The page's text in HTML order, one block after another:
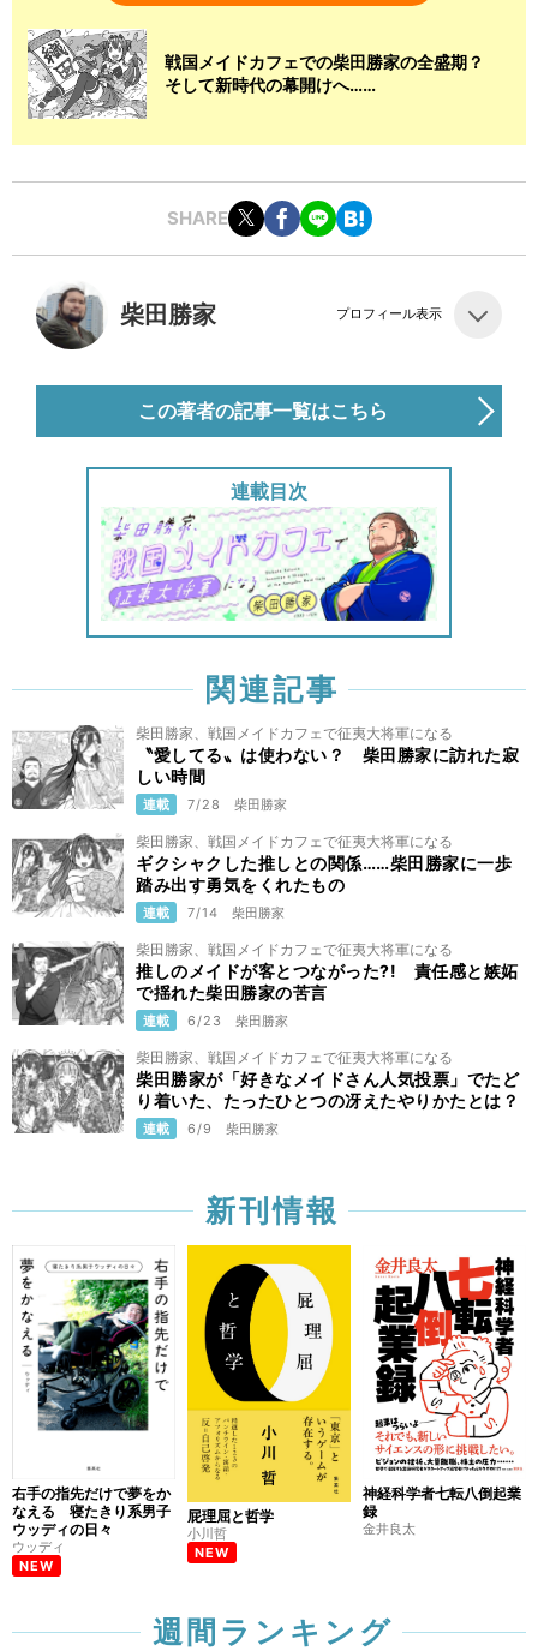
戦国メイドカフェでの柴田勝家の全盛期？
そして新時代の幕開けへ……
SHARE
柴田勝家 プロフィール表示
この著者の記事一覧はこちら
連載目次
関連記事
柴田勝家、戦国メイドカフェで征夷大将軍になる
〝愛してる〟は使わない？ 柴田勝家に訪れた寂
しい時間
連載 7/28 柴田勝家
柴田勝家、戦国メイドカフェで征夷大将軍になる
ギクシャクした推しとの関係……柴田勝家に一歩
踏み出す勇気をくれたもの
連載 7/14 柴田勝家
柴田勝家、戦国メイドカフェで征夷大将軍になる
推しのメイドが客とつながった?! 責任感と嫉妬
で揺れた柴田勝家の苦言
連載 6/23 柴田勝家
柴田勝家、戦国メイドカフェで征夷大将軍になる
柴田勝家が「好きなメイドさん人気投票」でたど
り着いた、たったひとつの冴えたやりかたとは？
連載 6/9 柴田勝家
新刊情報
右手の指先だけで夢をか
なえる 寝たきり系男子
ウッディの日々
ウッディ
NEW
屁理屈と哲学
小川哲
NEW
神経科学者七転八倒起業
録
金井良太
週間ランキング